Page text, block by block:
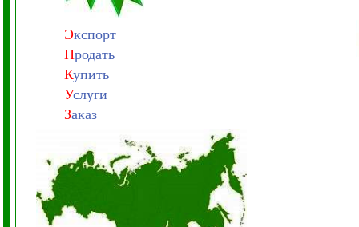
Экспорт
Продать
Купить
Услуги
Заказ